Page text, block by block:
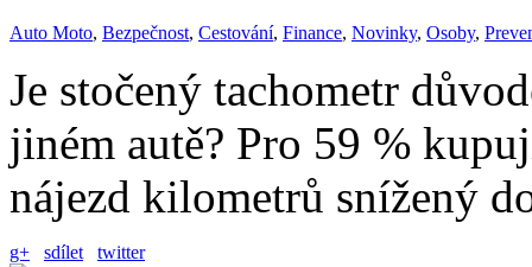
Auto Moto, Bezpečnost, Cestování, Finance, Novinky, Osoby,
Je stočený tachometr
jiném autě? Pro 59 %
nájezd kilometrů snížený
g+ sdílet twitter